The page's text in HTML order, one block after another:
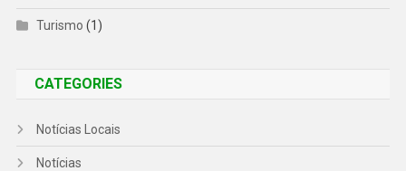
Turismo (1)
CATEGORIES
Notícias Locais
Notícias